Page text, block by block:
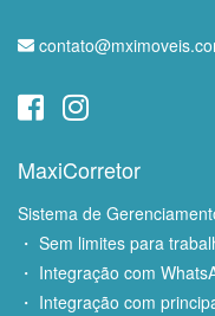
MaxiCorretor
Sistema de
・ Sem limites para
・ Integração com
・ Integração com